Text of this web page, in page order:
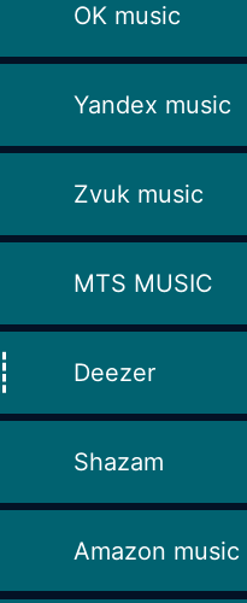
OK music
Yandex music
Zvuk music
MTS MUSIC
Deezer
Shazam
Amazon music